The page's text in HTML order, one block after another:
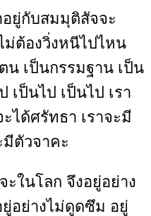
อยู่กับสมมุติสัจจะ
ม่ต้องวิ่งหนีไปไหน
น เป็นกรรมฐาน เป็น
เป็นไป เป็นไป เรา
ได้ศรัทธา เราจะมี
มีตัวจาคะ
ในโลก จึงอยู่อย่าง
อย่างไม่ดูดซึม อยู่